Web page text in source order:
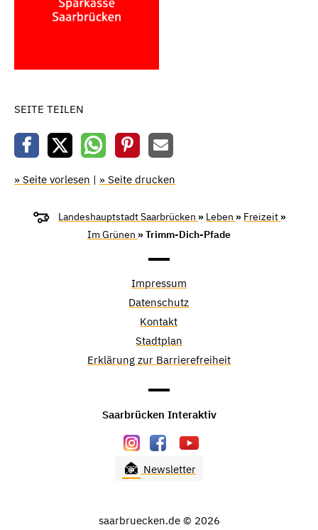
SEITE TEILEN
» Seite vorlesen | » Seite drucken
Landeshauptstadt Saarbrücken » Leben » Freizeit »
Im Grünen » Trimm-Dich-Pfade
Impressum
Datenschutz
Kontakt
Stadtplan
Erklärung zur Barrierefreiheit
Saarbrücken Interaktiv
Newsletter
saarbruecken.de © 2026